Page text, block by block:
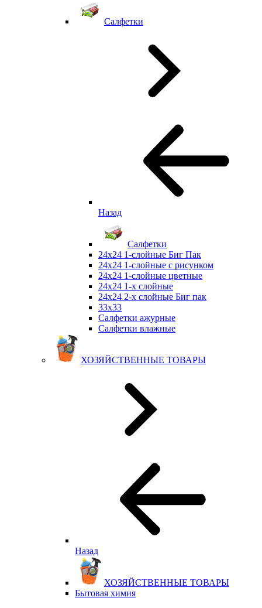
Салфетки
Назад
Салфетки
24х24 1-слойные Биг Пак
24х24 1-слойные с рисунком
24х24 1-слойные цветные
24х24 1-х слойные
24х24 2-х слойные Биг пак
33х33
Салфетки ажурные
Салфетки влажные
ХОЗЯЙСТВЕННЫЕ ТОВАРЫ
Назад
ХОЗЯЙСТВЕННЫЕ ТОВАРЫ
Бытовая химия